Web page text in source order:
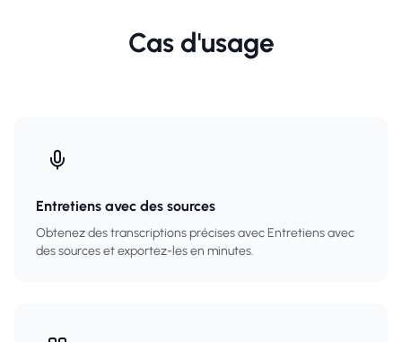
Cas d'usage
Entretiens avec des sources
Obtenez des transcriptions précises avec Entretiens avec
des sources et exportez-les en minutes.